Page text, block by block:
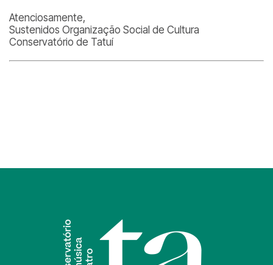
Atenciosamente,
Sustenidos Organização Social de Cultura
Conservatório de Tatuí